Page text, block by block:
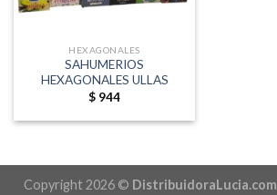
HEXAGONALES
SAHUMERIOS
HEXAGONALES ULLAS
$ 944
Copyright 2026 © DistribuidoraLucia.com